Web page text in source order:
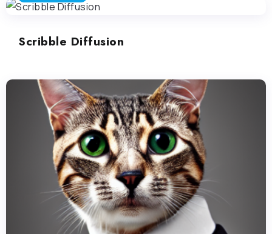
Scribble Diffusion